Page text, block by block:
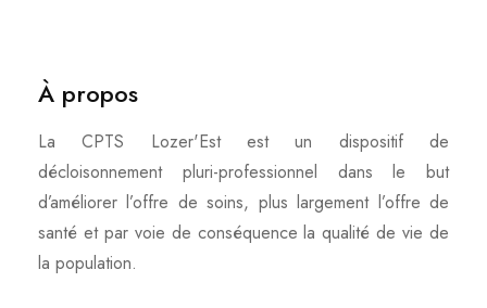
À propos
La CPTS Lozer'Est est un dispositif de
décloisonnement pluri-professionnel dans le but
d’améliorer l’offre de soins, plus largement l’offre de
santé et par voie de conséquence la qualité de vie de
la population.